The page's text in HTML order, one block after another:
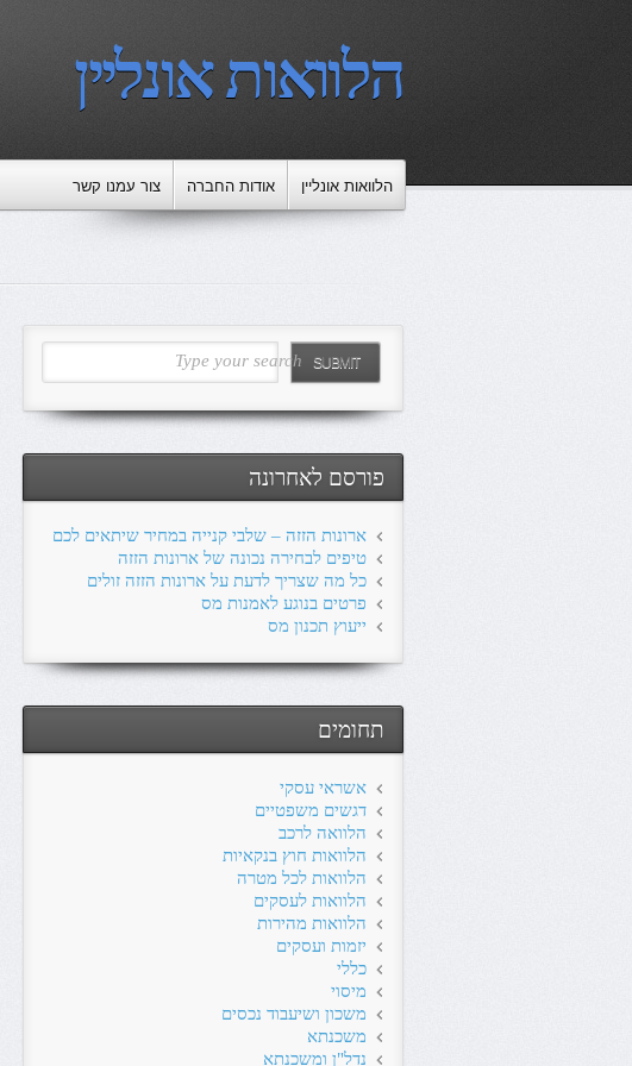
הלוואות אונליין
הלוואות אונליין אודות החברה צור עמנו קשר
Type your search SUBMIT
פורסם לאחרונה
ארונות הזזה – שלבי קנייה במחיר שיתאים לכם
טיפים לבחירה נכונה של ארונות הזזה
כל מה שצריך לדעת על ארונות הזזה זולים
פרטים בנוגע לאמנות מס
ייעוץ תכנון מס
תחומים
אשראי עסקי
דגשים משפטיים
הלוואה לרכב
הלוואות חוץ בנקאיות
הלוואות לכל מטרה
הלוואות לעסקים
הלוואות מהירות
יזמות ועסקים
כללי
מיסוי
משכון ושיעבוד נכסים
משכנתא
נדל"ן ומשכנתא